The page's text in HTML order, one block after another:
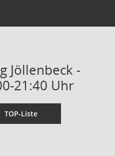
Jöllenbeck -
21:40 Uhr
TOP-Liste